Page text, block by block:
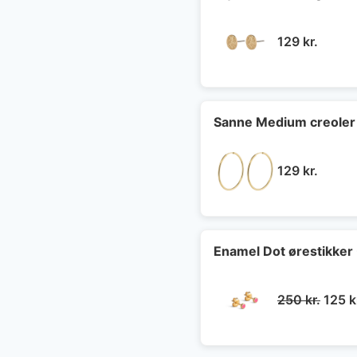
129 kr.
Sanne Medium
129 kr.
Enamel Dot ørestikker
250kr. Den
125